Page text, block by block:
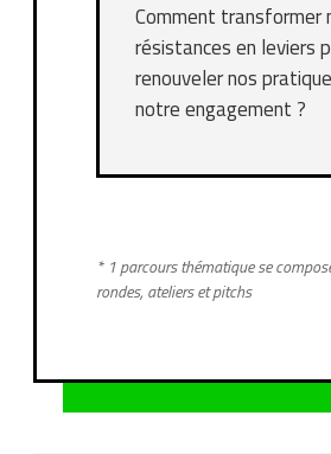
Comment transformer
résistances en leviers
renouveler nos
notre engagement ?
* 1 parcours thématique se
rondes, ateliers et pitchs